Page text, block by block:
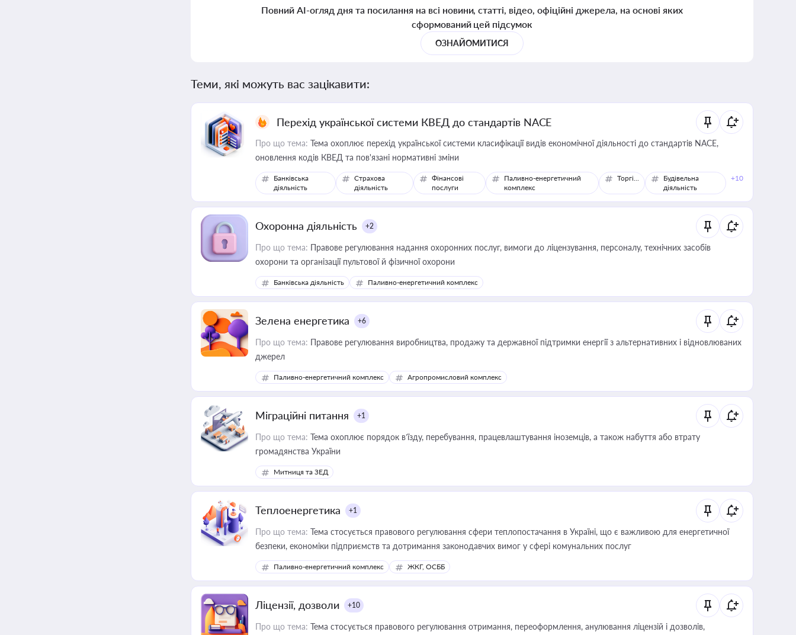
Повний AI-огляд дня та посилання на всі новини, статті, відео, офіційні джерела, на основі яких
сформований цей підсумок
ОЗНАЙОМИТИСЯ
Теми, які можуть вас зацікавити:
Перехід української системи КВЕД до стандартів NACE
Про що тема: Тема охоплює перехід української системи класифікації видів економічної діяльності до стандартів NACE,
оновлення кодів КВЕД та пов'язані нормативні зміни
Банківська
діяльність
Страхова
діяльність
Фінансові
послуги
Паливно-енергетичний
комплекс
Торгівля
Будівельна
діяльність
+10
Охоронна діяльність +2
Про що тема: Правове регулювання надання охоронних послуг, вимоги до ліцензування, персоналу, технічних засобів
охорони та організації пультової й фізичної охорони
Банківська діяльність Паливно-енергетичний комплекс
Зелена енергетика +6
Про що тема: Правове регулювання виробництва, продажу та державної підтримки енергії з альтернативних і відновлюваних
джерел
Паливно-енергетичний комплекс Агропромисловий комплекс
Міграційні питання +1
Про що тема: Тема охоплює порядок в’їзду, перебування, працевлаштування іноземців, а також набуття або втрату
громадянства України
Митниця та ЗЕД
Теплоенергетика +1
Про що тема: Тема стосується правового регулювання сфери теплопостачання в Україні, що є важливою для енергетичної
безпеки, економіки підприємств та дотримання законодавчих вимог у сфері комунальних послуг
Паливно-енергетичний комплекс ЖКГ, ОСББ
Ліцензії, дозволи +10
Про що тема: Тема стосується правового регулювання отримання, переоформлення, анулювання ліцензій і дозволів,